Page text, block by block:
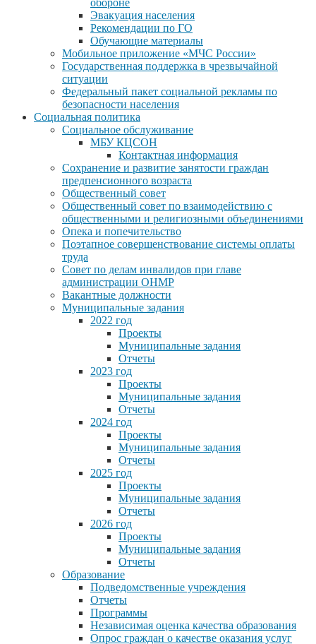
Эвакуация населения
Рекомендации по ГО
Обучающие материалы
Мобильное приложение «МЧС России»
Государственная поддержка в чрезвычайной
ситуации
Федеральный пакет социальной рекламы по
безопасности населения
Социальная политика
Социальное обслуживание
МБУ КЦСОН
Контактная информация
Сохранение и развитие занятости граждан
предпенсионного возраста
Общественный совет
Общественный совет по взаимодействию с
общественными и религиозными объединениями
Опека и попечительство
Поэтапное совершенствование системы оплаты
труда
Совет по делам инвалидов при главе
администрации ОНМР
Вакантные должности
Муниципальные задания
2022 год
Проекты
Муниципальные задания
Отчеты
2023 год
Проекты
Муниципальные задания
Отчеты
2024 год
Проекты
Муниципальные задания
Отчеты
2025 год
Проекты
Муниципальные задания
Отчеты
2026 год
Проекты
Муниципальные задания
Отчеты
Образование
Подведомственные учреждения
Отчеты
Программы
Независимая оценка качества образования
Опрос граждан о качестве оказания услуг